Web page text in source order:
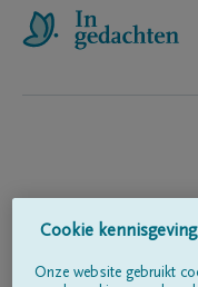
Cookie kennisgeving
Onze website gebruikt